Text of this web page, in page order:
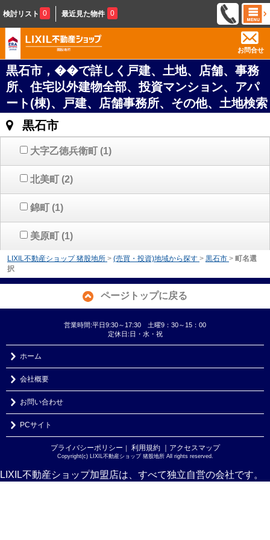
検討リスト 0 最近見た物件 0
お問合せ
黒石市，��で詳しく戸建、土地、店舗、事務
所、住宅以外建物全部、投資マンション、アパ
ート(棟)、戸建、店舗事務所、その他、土地検索
黒石市
大字乙徳兵衛町 (1)
北美町 (2)
錦町 (1)
美原町 (1)
LIXIL不動産ショップ 猪股地所 > (売買・投資)地域から探す > 黒石市 > 町名選
択
ページトップに戻る
営業時間:平日9:30～17:30 土曜9：30～15：00
定休日:日・水・祝
ホーム
会社概要
お問い合わせ
PCサイト
プライバシーポリシー ｜ 利用規約 ｜アクセスマップ
Copyright(c) LIXIL不動産ショップ 猪股地所 All rights reserved.
LIXIL不動産ショップ加盟店は、すべて独立自営の会社です。